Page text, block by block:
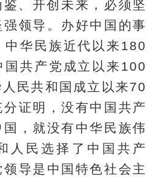
开创未来，必须坚
领导。办好中国的事
中华民族近代以来180
国共产党成立以来100
民共和国成立以来70
证明，没有中国共产
，就没有中华民族伟
人民选择了中国共产
导是中国特色社会主